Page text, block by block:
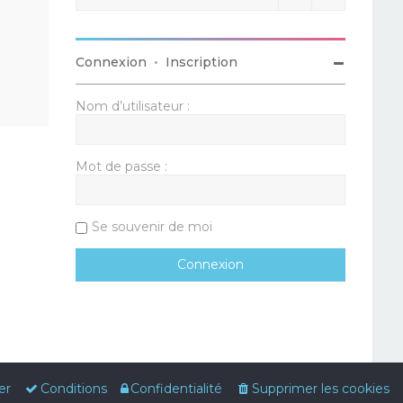
Connexion • Inscription
Nom d’utilisateur :
Mot de passe :
Se souvenir de moi
Supprimer les cookies
Confidentialité
Conditions